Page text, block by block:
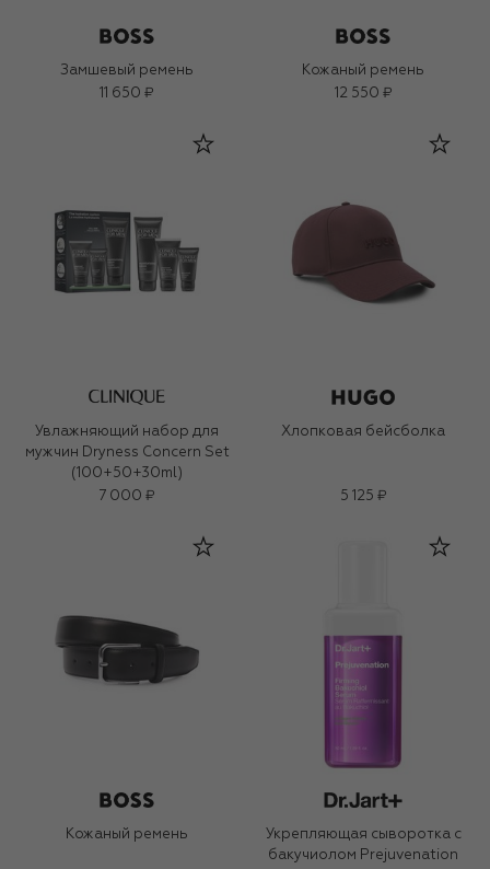
Замшевый ремень
11 650 ₽
Кожаный ремень
12 550 ₽
Увлажняющий набор для
мужчин Dryness Concern Set
(100+50+30ml)
7 000 ₽
Хлопковая бейсболка
5 125 ₽
Кожаный ремень
Укрепляющая сыворотка с
бакучиолом Prejuvenation